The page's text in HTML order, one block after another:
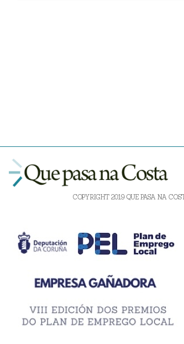
COPYRIGHT 2019 QUE PASA NA